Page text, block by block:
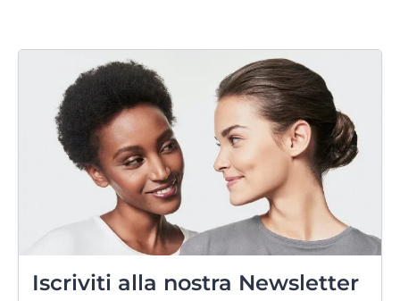
Iscriviti alla nostra Newsletter